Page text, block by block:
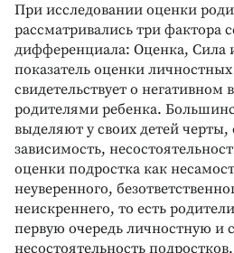
При исследовании оценки
рассматривались три фактора
дифференциала: Оценка, Сила
показатель оценки
свидетельствует о негативном
родителями ребенка.
выделяют у своих детей
зависимость,
оценки подростка как
неуверенного,
неискреннего, то есть
первую очередь личностную и
несостоятельность